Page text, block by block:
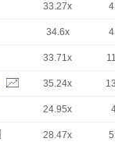
33.27x
34.6x
33.71x
35.24x
24.95x
28.47x